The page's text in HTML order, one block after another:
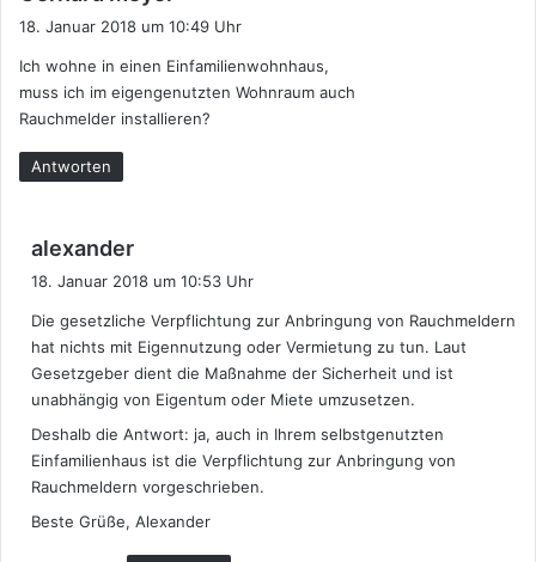
t
:
18. Januar 2018 um 10:49 Uhr
Ich wohne in einen Einfamilienwohnhaus,
muss ich im eigengenutzten Wohnraum auch
Rauchmelder installieren?
Antworten
alexander
t
18. Januar 2018 um 10:53 Uhr
Die gesetzliche Verpflichtung zur Anbringung von Rauchmeldern
hat nichts mit Eigennutzung oder Vermietung zu tun. Laut
Gesetzgeber dient die Maßnahme der Sicherheit und ist
unabhängig von Eigentum oder Miete umzusetzen.
Deshalb die Antwort: ja, auch in Ihrem selbstgenutzten
Einfamilienhaus ist die Verpflichtung zur Anbringung von
Rauchmeldern vorgeschrieben.
Beste Grüße, Alexander